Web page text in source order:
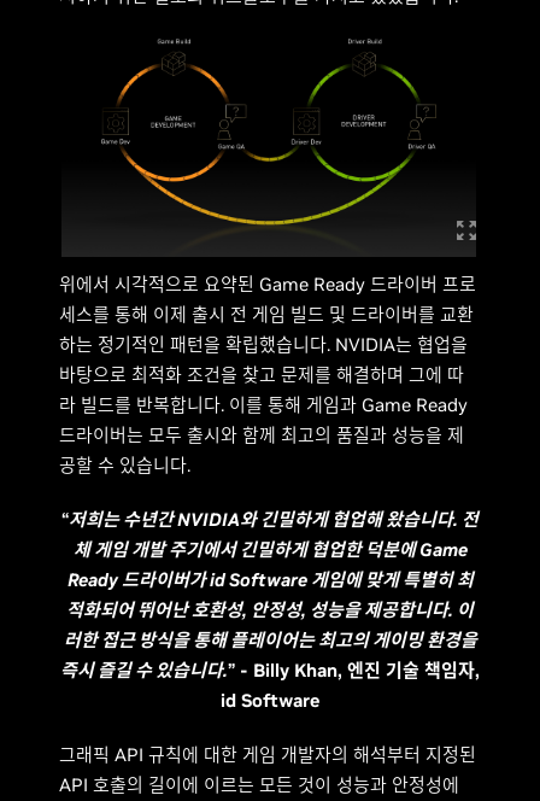
위에서 시각적으로 요약된 Game Ready 드라이버 프로
세스를 통해 이제 출시 전 게임 빌드 및 드라이버를 교환
하는 정기적인 패턴을 확립했습니다. NVIDIA는 협업을
바탕으로 최적화 조건을 찾고 문제를 해결하며 그에 따
라 빌드를 반복합니다. 이를 통해 게임과 Game Ready
드라이버는 모두 출시와 함께 최고의 품질과 성능을 제
공할 수 있습니다.
“저희는 수년간 NVIDIA와 긴밀하게 협업해 왔습니다. 전
체 게임 개발 주기에서 긴밀하게 협업한 덕분에 Game
Ready 드라이버가 id Software 게임에 맞게 특별히 최
적화되어 뛰어난 호환성, 안정성, 성능을 제공합니다. 이
러한 접근 방식을 통해 플레이어는 최고의 게이밍 환경을
즉시 즐길 수 있습니다.” - Billy Khan, 엔진 기술 책임자,
id Software
그래픽 API 규칙에 대한 게임 개발자의 해석부터 지정된
API 호출의 길이에 이르는 모든 것이 성능과 안정성에